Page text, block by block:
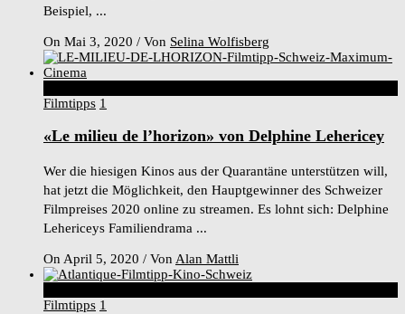
Beispiel, ...
On Mai 3, 2020 / Von Selina Wolfisberg
Filmtipps 1
«Le milieu de l’horizon» von Delphine Lehericey
Wer die hiesigen Kinos aus der Quarantäne unterstützen will,
hat jetzt die Möglichkeit, den Hauptgewinner des Schweizer
Filmpreises 2020 online zu streamen. Es lohnt sich: Delphine
Lehericeys Familiendrama ...
On April 5, 2020 / Von Alan Mattli
Filmtipps 1